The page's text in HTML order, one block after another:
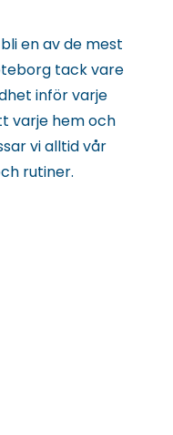
en av de mest
tack vare
inför varje
varje hem och
vi alltid vår
rutiner.